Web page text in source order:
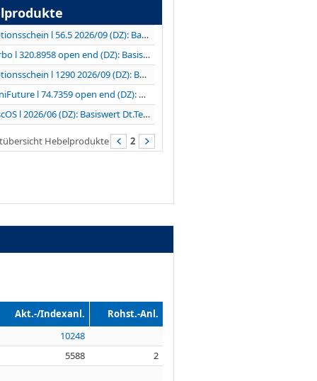
Optionsschein l 56.5 2026/09 (DZ): Basiswert...
Turbo l 320.8958 open end (DZ): Basiswert LVMH
Optionsschein l 1290 2026/09 (DZ): Basiswert...
MiniFuture l 74.7359 open end (DZ): Basiswert TKMS...
DiscOS l 2026/06 (DZ): Basiswert Dt.Telekom
Hebelprodukte 2
Akt.-/Indexanl.
Rohst.-Anl.
10248
5588
2